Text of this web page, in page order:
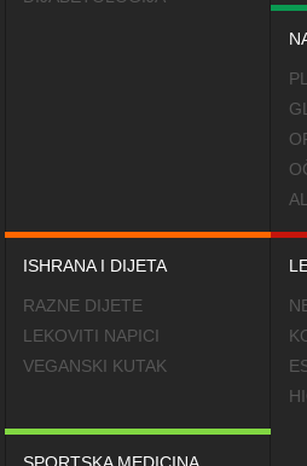
ISHRANA I DIJETA
RAZNE DIJETE
LEKOVITI NAPICI
VEGANSKI KUTAK